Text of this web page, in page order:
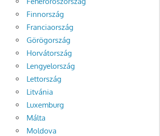
Finnország
Franciaország
Görögország
Horvátország
Lengyelország
Lettország
Litvánia
Luxemburg
Málta
Moldova